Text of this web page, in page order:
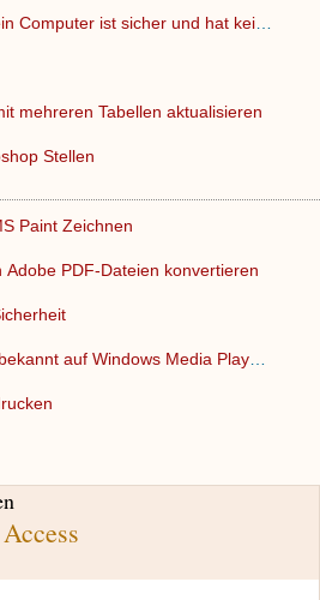
mehreren Tabellen aktualisieren
Stellen
Paint Zeichnen
PDF-Dateien konvertieren